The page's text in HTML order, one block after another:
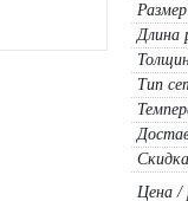
Длина
Тип
Цена /